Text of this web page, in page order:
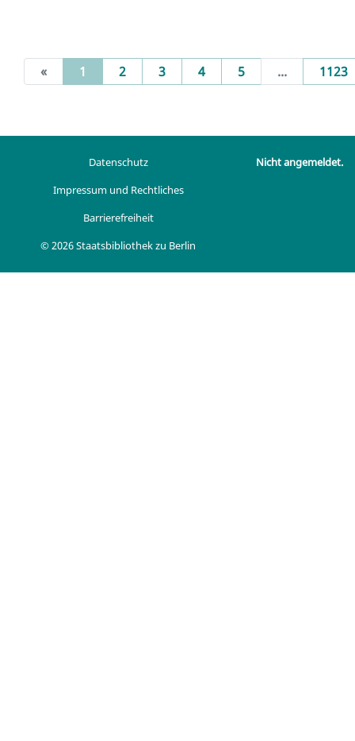
« 1 (current)
2 3 4 5 ... 1123
Datenschutz
Impressum und Rechtliches
Barrierefreiheit
© 2026 Staatsbibliothek zu Berlin
Nicht angemeldet.